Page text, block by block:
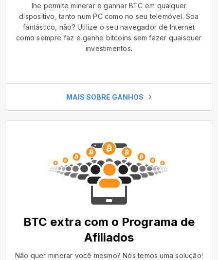
lhe permite minerar e ganhar BTC em qualquer
dispositivo, tanto num PC como no seu telemóvel. Soa
fantástico, não? Utilize o seu navegador de Internet
como sempre faz e ganhe bitcoins sem fazer quaisquer
investimentos.
MAIS SOBRE GANHOS
BTC extra com o Programa de
Afiliados
Não quer minerar você mesmo? Nós temos uma solução!